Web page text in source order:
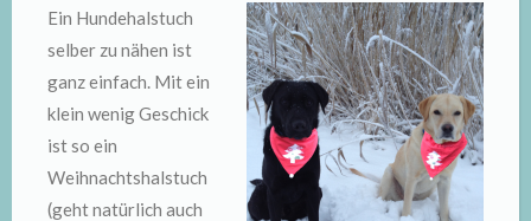
Ein Hundehalstuch
selber zu nähen ist
ganz einfach. Mit ein
klein wenig Geschick
ist so ein
Weihnachtshalstuch
(geht natürlich auch